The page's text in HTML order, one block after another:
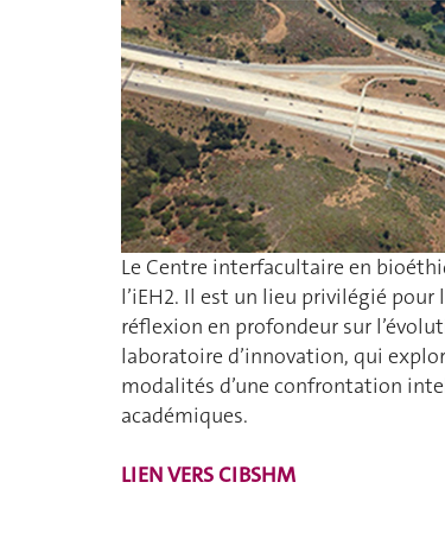
Le Centre interfacultaire en
l’iEH2. Il est un lieu privilégié
réflexion en profondeur sur
laboratoire d’innovation, qui
modalités d’une confrontation
académiques.
LIEN VERS CIBSHM